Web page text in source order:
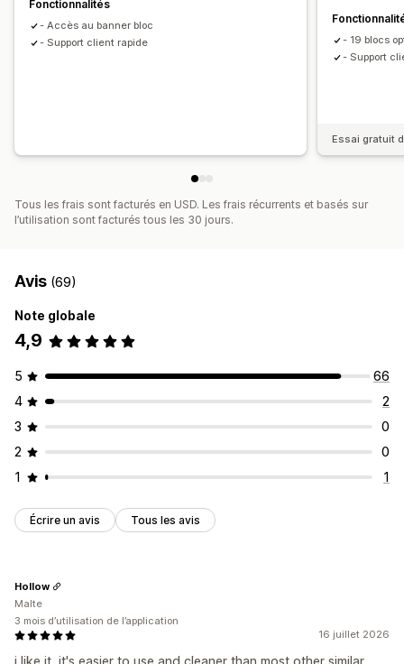
Optimisation pour le format mobile
Spécifique à l’appareil
Planification
Section principale
Pages de destination
Page de recherche
Fonctionnalités
- Accès au banner bloc
- Support client rapide
- 19 blocs
- Support
Essai gratuit
Tous les frais sont facturés en USD. Les frais récurrents et basés sur
l’utilisation sont facturés tous les 30 jours.
Avis (69)
Note globale
4,9
5
66
4
2
3
0
2
0
1
1
Écrire un avis Tous les avis
16 juillet 2026
Hollow
Malte
3 mois d’utilisation de l’application